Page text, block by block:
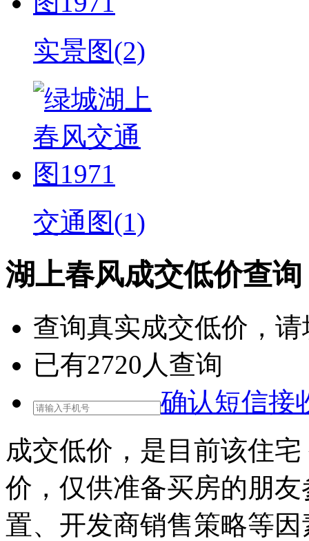
实景图(2)
交通图(1)
湖上春风成交低价查询
查询真实成交低价 ，
已有2720 人查询
确认短信接
成交低价，是目前该住
价，仅供准备买房的朋
置、开发商销售策略等